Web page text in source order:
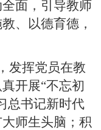
面，引导教师
、以德育德，
发挥党员在教
开展“不忘初
总书记新时代
师生头脑；积